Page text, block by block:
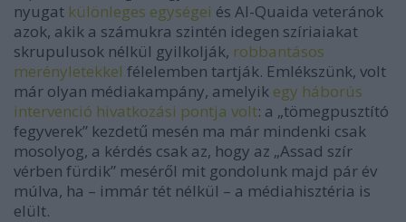
nyugat különleges egységei és Al-Quaida veteránok
azok, akik a számukra szintén idegen szíriaiakat
skrupulusok nélkül gyilkolják, robbantásos
merényletekkel félelemben tartják. Emlékszünk, volt
már olyan médiakampány, amelyik egy háborús
intervenció hivatkozási pontja volt: a „tömegpusztító
fegyverek” kezdetű mesén ma már mindenki csak
mosolyog, a kérdés csak az, hogy az „Assad szír
vérben fürdik” meséről mit gondolunk majd pár év
múlva, ha – immár tét nélkül – a médiahisztéria is
elült.